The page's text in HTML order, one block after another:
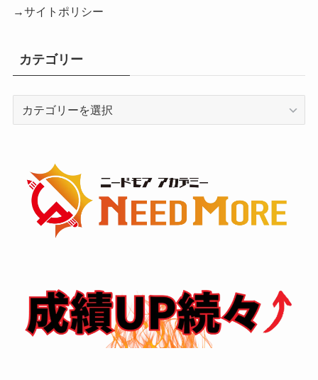
→サイトポリシー
カテゴリー